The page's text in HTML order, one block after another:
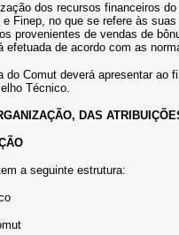
dos recursos financeiros
Finep, no que se refere às
provenientes de vendas de
efetuada de acordo com as
do Comut deverá apresentar ao
Técnico.
DAS
a seguinte estrutura: